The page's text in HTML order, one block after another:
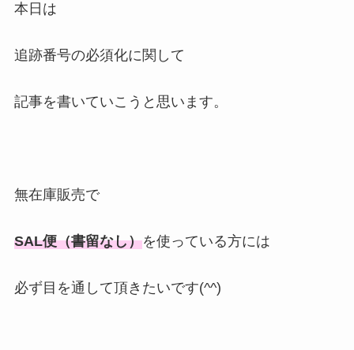
本日は
追跡番号の必須化に関して
記事を書いていこうと思います。
無在庫販売で
SAL便（書留なし）を使っている方には
必ず目を通して頂きたいです(^^)